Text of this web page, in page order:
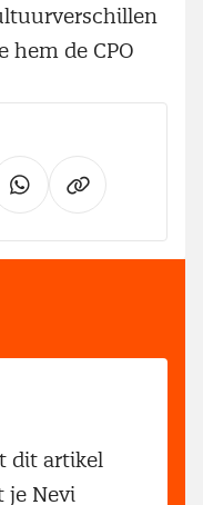
hem de CPO
dit artikel
je Nevi